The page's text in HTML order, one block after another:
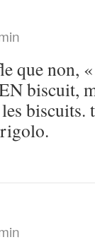
que non,
biscuit,
biscuits.